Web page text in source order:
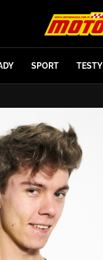
SPORT TESTY